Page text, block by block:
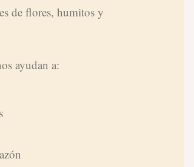
de flores, humitos y
ayudan a: